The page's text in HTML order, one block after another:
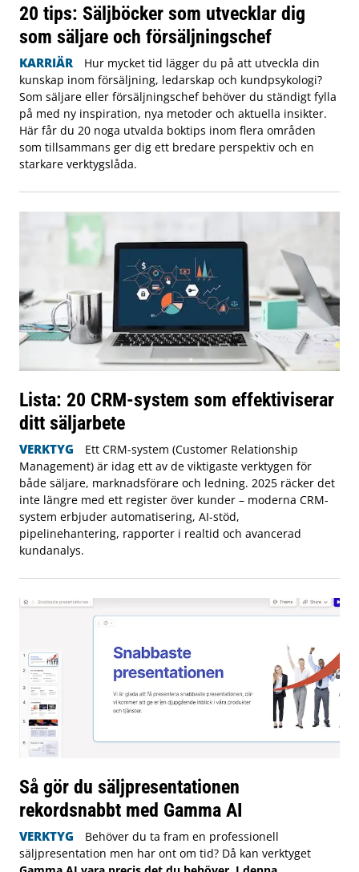
20 tips: Säljböcker som utvecklar dig
som säljare och försäljningschef
KARRIÄR
Hur mycket tid lägger du på att utveckla din
kunskap inom försäljning, ledarskap och kundpsykologi?
Som säljare eller försäljningschef behöver du ständigt fylla
på med ny inspiration, nya metoder och aktuella insikter.
Här får du 20 noga utvalda boktips inom flera områden
som tillsammans ger dig ett bredare perspektiv och en
starkare verktygslåda.
Lista: 20 CRM-system som effektiviserar
ditt säljarbete
VERKTYG
Ett CRM-system (Customer Relationship
Management) är idag ett av de viktigaste verktygen för
både säljare, marknadsförare och ledning. 2025 räcker det
inte längre med ett register över kunder – moderna CRM-
system erbjuder automatisering, AI-stöd,
pipelinehantering, rapporter i realtid och avancerad
kundanalys.
Så gör du säljpresentationen
rekordsnabbt med Gamma AI
VERKTYG
Behöver du ta fram en professionell
säljpresentation men har ont om tid? Då kan verktyget